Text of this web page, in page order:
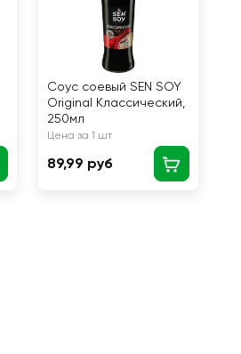
Соус соевый SEN SOY
Original Классический,
250мл
Цена за 1 шт
89,99 руб